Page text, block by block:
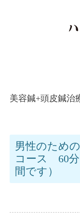
美容鍼+頭皮鍼治
男性のため
コース 60
間です）